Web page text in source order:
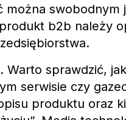
można
b2b należy
sprawdzić,
serwisie czy
produktu oraz